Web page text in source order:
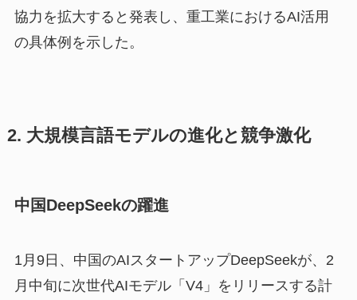
協力を拡大すると発表し、重工業におけるAI活用
の具体例を示した。
2. 大規模言語モデルの進化と競争激化
中国DeepSeekの躍進
1月9日、中国のAIスタートアップDeepSeekが、2
月中旬に次世代AIモデル「V4」をリリースする計